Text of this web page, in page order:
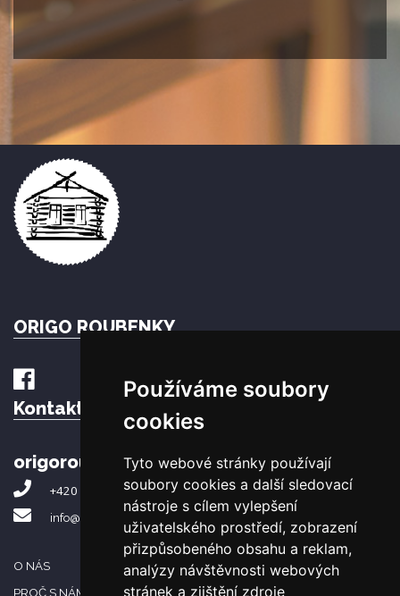
Používáme soubory
cookies
Tyto webové stránky používají
soubory cookies a další sledovací
nástroje s cílem vylepšení
uživatelského prostředí, zobrazení
přizpůsobeného obsahu a reklam,
analýzy návštěvnosti webových
stránek a zjištění zdroje
ORIGO ROUBENKY
Kontakt:
origoroubenky.cz
+420 602 195 891
info@origoroubenky.cz
O NÁS
PROČ S NÁMI